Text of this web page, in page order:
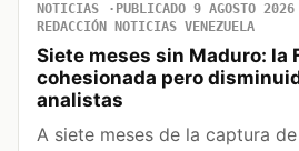
NOTICIAS PUBLICADO 9 AGOSTO 2026
REDACCIÓN NOTICIAS VENEZUELA
Siete meses sin Maduro: la
cohesionada pero
analistas
A siete meses de la captura